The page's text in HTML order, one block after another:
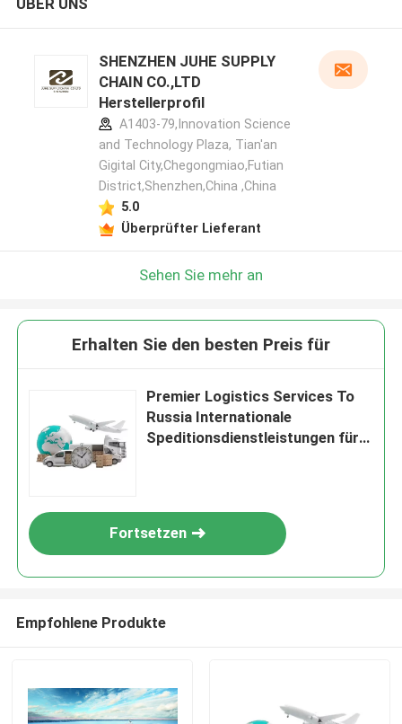
ÜBER UNS
SHENZHEN JUHE SUPPLY
CHAIN CO.,LTD
Herstellerprofil
A1403-79,Innovation Science
and Technology Plaza, Tian'an
Gigital City,Chegongmiao,Futian
District,Shenzhen,China ,China
5.0
Überprüfter Lieferant
Sehen Sie mehr an
Erhalten Sie den besten Preis für
Premier Logistics Services To
Russia Internationale
Speditionsdienstleistungen für
Fortsetzen
Empfohlene Produkte